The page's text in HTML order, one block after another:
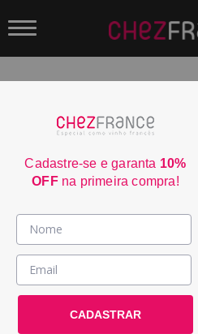
Vinhos >
País / Região >
Le Club >
ORDENAR POR:
Cadastre-se e garanta 10%
OFFna primeira compra!
CADASTRAR